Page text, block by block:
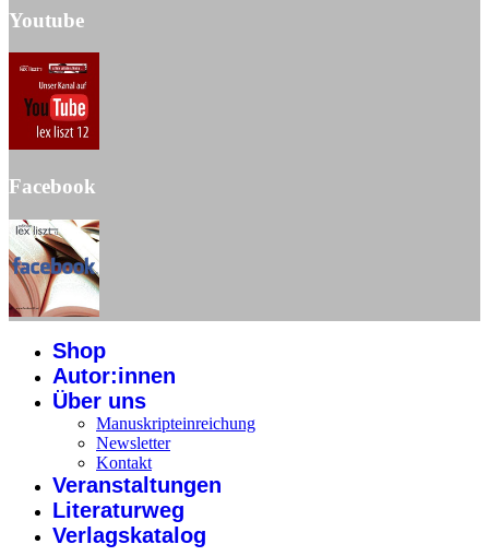
Youtube
Facebook
Shop
Autor:innen
Über uns
Manuskripteinreichung
Newsletter
Kontakt
Veranstaltungen
Literaturweg
Verlagskatalog